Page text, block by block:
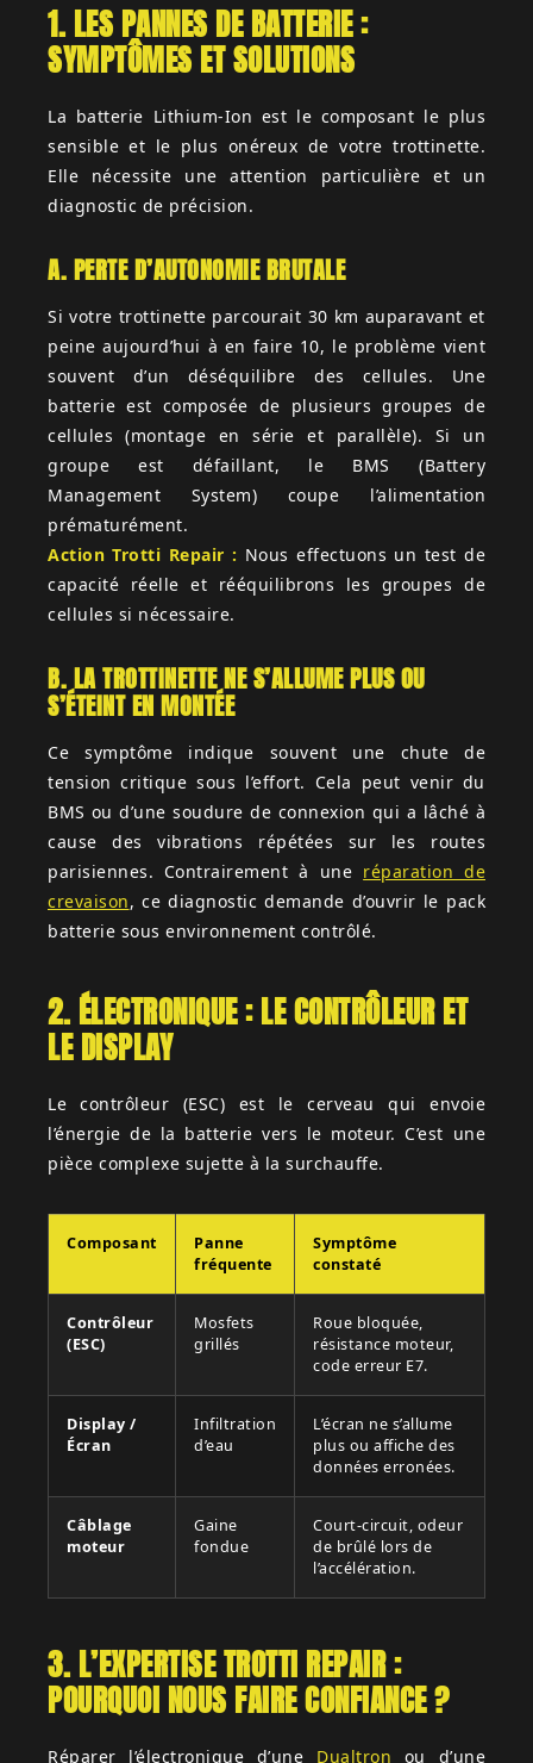
1. LES PANNES DE BATTERIE :
SYMPTÔMES ET SOLUTIONS
La batterie Lithium-Ion est le composant le plus
sensible et le plus onéreux de votre trottinette.
Elle nécessite une attention particulière et un
diagnostic de précision.
A. PERTE D’AUTONOMIE BRUTALE
Si votre trottinette parcourait 30 km auparavant et
peine aujourd’hui à en faire 10, le problème vient
souvent d’un déséquilibre des cellules. Une
batterie est composée de plusieurs groupes de
cellules (montage en série et parallèle). Si un
groupe est défaillant, le BMS (Battery
Management System) coupe l’alimentation
prématurément.
Action Trotti Repair : Nous effectuons un test de
capacité réelle et rééquilibrons les groupes de
cellules si nécessaire.
B. LA TROTTINETTE NE S’ALLUME PLUS OU
S’ÉTEINT EN MONTÉE
Ce symptôme indique souvent une chute de
tension critique sous l’effort. Cela peut venir du
BMS ou d’une soudure de connexion qui a lâché à
cause des vibrations répétées sur les routes
parisiennes. Contrairement à une réparation de
crevaison, ce diagnostic demande d’ouvrir le pack
batterie sous environnement contrôlé.
2. ÉLECTRONIQUE : LE CONTRÔLEUR ET
LE DISPLAY
Le contrôleur (ESC) est le cerveau qui envoie
l’énergie de la batterie vers le moteur. C’est une
pièce complexe sujette à la surchauffe.
Composant
Panne
fréquente
Symptôme
constaté
Contrôleur
(ESC)
Mosfets
grillés
Roue bloquée,
résistance moteur,
code erreur E7.
Display /
Écran
Infiltration
d’eau
L’écran ne s’allume
plus ou affiche des
données erronées.
Câblage
moteur
Gaine
fondue
Court-circuit, odeur
de brûlé lors de
l’accélération.
3. L’EXPERTISE TROTTI REPAIR :
POURQUOI NOUS FAIRE CONFIANCE ?
Réparer l’électronique d’une Dualtron ou d’une